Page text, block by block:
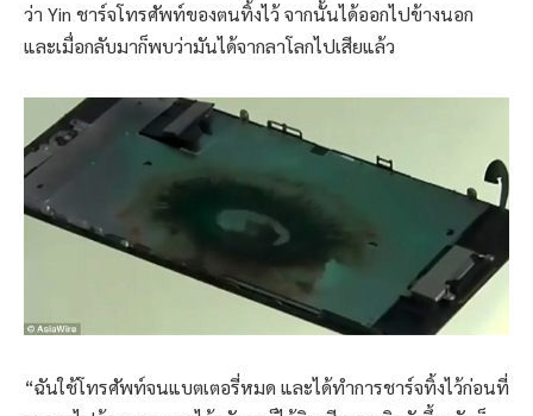
ว่า Yin ชาร์จโทรศัพท์ของตนทิ้งไว้ จากนั้นได้ออกไปข้างนอก
และเมื่อกลับมาก็พบว่ามันได้จากลาโลกไปเสียแล้ว
“ฉันใช้โทรศัพท์จนแบตเตอรี่หมด และได้ทำการชาร์จทิ้งไว้ก่อนที่